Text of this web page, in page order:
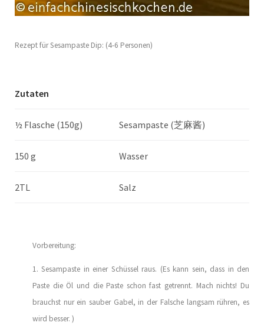
Rezept für Sesampaste Dip: (4-6 Personen)
Zutaten
½ Flasche (150g) Sesampaste (芝麻酱)
150 g Wasser
2TL Salz
Vorbereitung:
1. Sesampaste in einer Schüssel raus. (Es kann sein, dass in den
Paste die Öl und die Paste schon fast getrennt. Mach nichts! Du
brauchst nur ein sauber Gabel, in der Falsche langsam rühren, es
wird besser. )